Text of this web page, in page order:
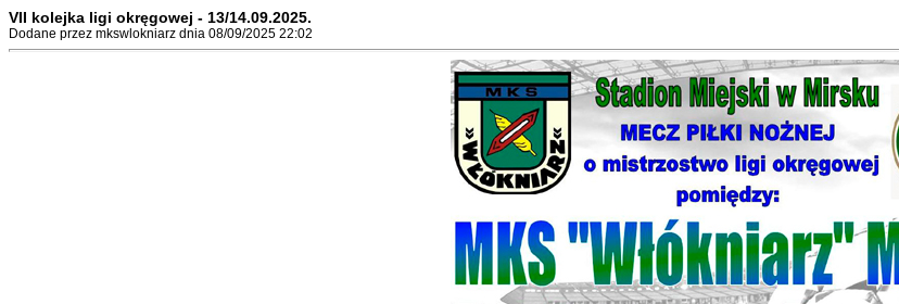
VII kolejka ligi okręgowej - 13/14.09.2025.
Dodane przez mkswlokniarz dnia 08/09/2025 22:02